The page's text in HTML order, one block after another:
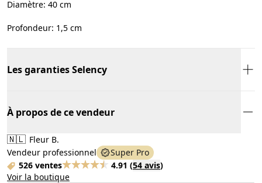
Diamètre: 40 cm
Profondeur: 1,5 cm
Les garanties Selency
À propos de ce vendeur
🇳🇱 Fleur B.
Vendeur professionnel
Super Pro
526 ventes
4.91 (54 avis)
Voir la boutique